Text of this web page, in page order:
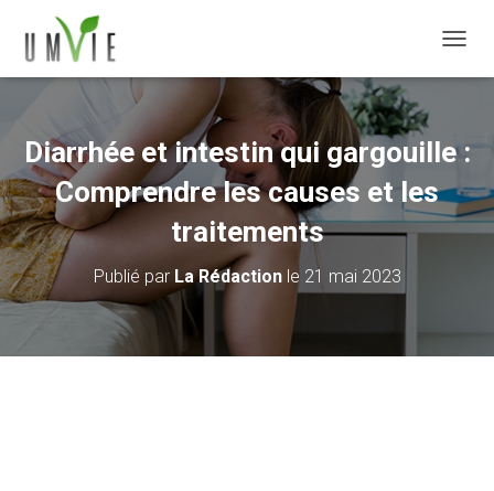
Diarrhée et intestin qui gargouille :
Comprendre les causes et les
traitements
Publié par La Rédactionle 21 mai 2023